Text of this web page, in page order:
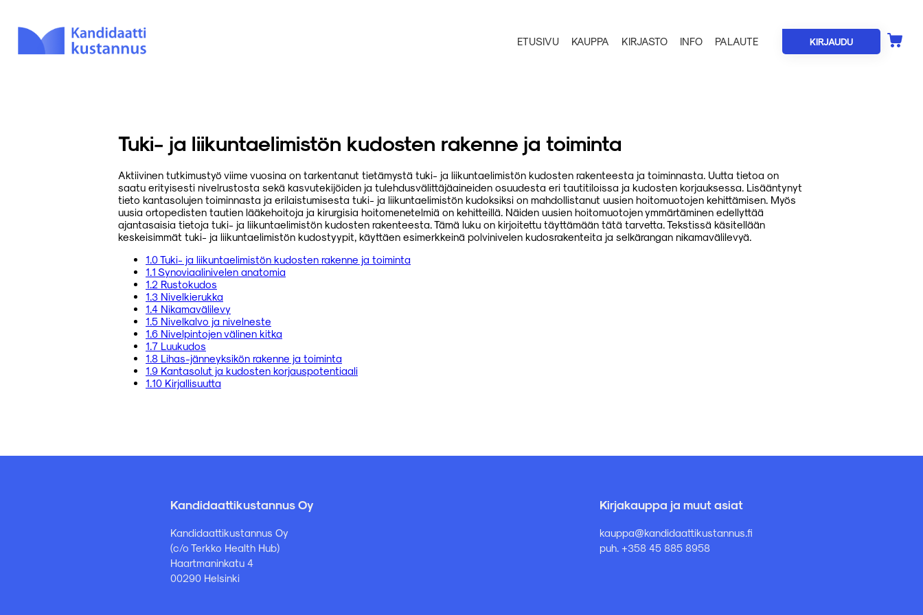
ETUSIVU KAUPPA KIRJASTO INFO PALAUTE KIRJAUDU
Tuki- ja liikuntaelimistön kudosten rakenne ja toiminta
Aktiivinen tutkimustyö viime vuosina on tarkentanut tietämystä tuki- ja liikuntaelimistön kudosten rakenteesta ja toiminnasta. Uutta tietoa on
saatu erityisesti nivelrustosta sekä kasvutekijöiden ja tulehdusvälittäjäaineiden osuudesta eri tautitiloissa ja kudosten korjauksessa. Lisääntynyt
tieto kantasolujen toiminnasta ja erilaistumisesta tuki- ja liikuntaelimistön kudoksiksi on mahdollistanut uusien hoitomuotojen kehittämisen. Myös
uusia ortopedisten tautien lääkehoitoja ja kirurgisia hoitomenetelmiä on kehitteillä. Näiden uusien hoitomuotojen ymmärtäminen edellyttää
ajantasaisia tietoja tuki- ja liikuntaelimistön kudosten rakenteesta. Tämä luku on kirjoitettu täyttämään tätä tarvetta. Tekstissä käsitellään
keskeisimmät tuki- ja liikuntaelimistön kudostyypit, käyttäen esimerkkeinä polvinivelen kudosrakenteita ja selkärangan nikamavälilevyä.
1.0 Tuki- ja liikuntaelimistön kudosten rakenne ja toiminta
1.1 Synoviaalinivelen anatomia
1.2 Rustokudos
1.3 Nivelkierukka
1.4 Nikamavälilevy
1.5 Nivelkalvo ja nivelneste
1.6 Nivelpintojen välinen kitka
1.7 Luukudos
1.8 Lihas-jänneyksikön rakenne ja toiminta
1.9 Kantasolut ja kudosten korjauspotentiaali
1.10 Kirjallisuutta
Kandidaattikustannus Oy
Kandidaattikustannus Oy
(c/o Terkko Health Hub)
Haartmaninkatu 4
00290 Helsinki
Kirjakauppa ja muut asiat
kauppa@kandidaattikustannus.fi
puh. +358 45 885 8958